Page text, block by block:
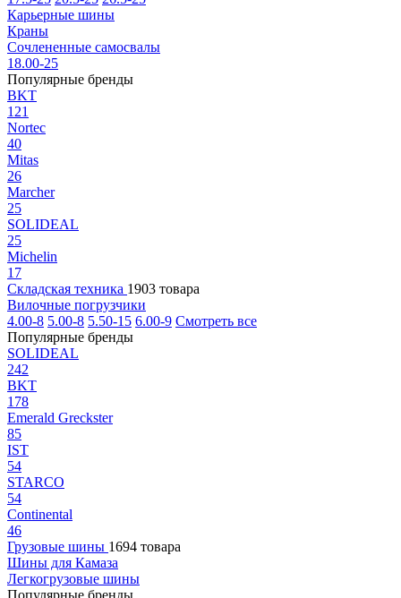
Карьерные шины
Краны
Сочлененные самосвалы
18.00-25
Популярные бренды
BKT
121
Nortec
40
Mitas
26
Marcher
25
SOLIDEAL
25
Michelin
17
Складская техника 1903 товара
Вилочные погрузчики
4.00-8 5.00-8 5.50-15 6.00-9 Смотреть все
Популярные бренды
SOLIDEAL
242
BKT
178
Emerald Greckster
85
IST
54
STARCO
54
Continental
46
Грузовые шины 1694 товара
Шины для Камаза
Легкогрузовые шины
Популярные бренды